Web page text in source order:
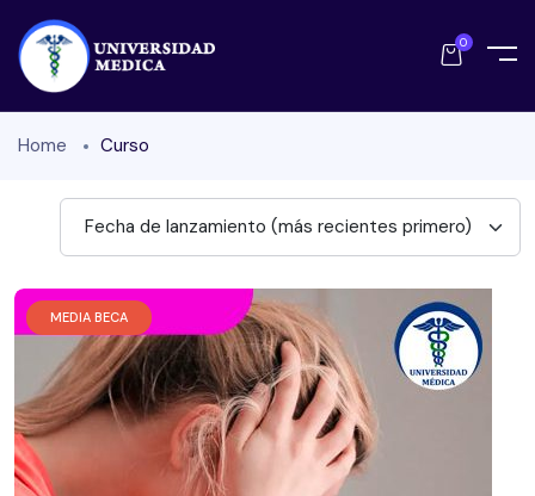
0
Home Curso
Fecha de lanzamiento (más recientes primero)
MEDIA BECA